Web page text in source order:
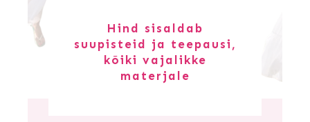
Hind sisaldab
suupisteid ja teepausi,
kõiki vajalikke
materjale